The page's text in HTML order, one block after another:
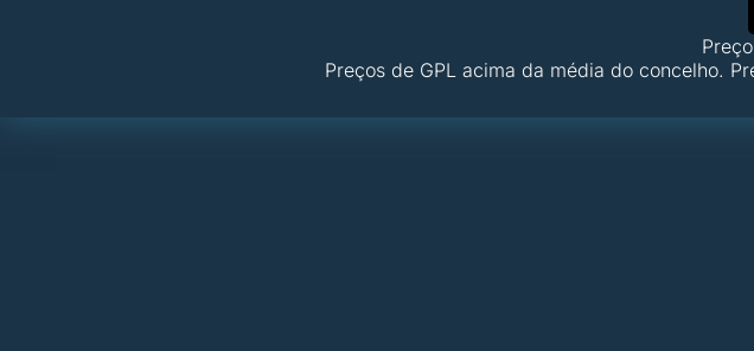
Preços de GPL acima da média do concelho.